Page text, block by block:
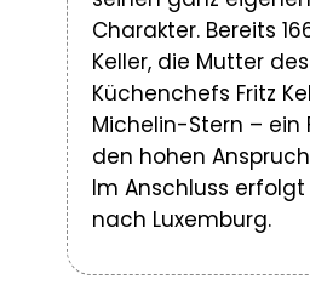
Charakter. Bereits
Keller, die Mutter
Küchenchefs Fritz
Michelin-Stern –
den hohen
Im Anschluss
nach Luxemburg.